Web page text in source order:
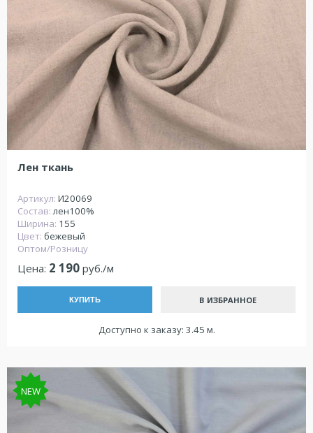
Лен ткань
Артикул: И20069
Состав:лен100%
Ширина: 155
Цвет: бежевый
Оптом/Розницу
Цена: 2 190 руб./м
КУПИТЬ В ИЗБРАННОЕ
Доступно к заказу: 3.45 м.
NEW